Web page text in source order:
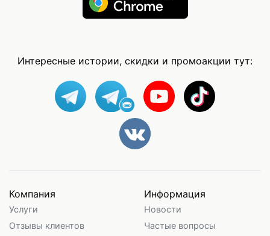
Интересные истории, скидки и промоакции тут:
Компания
Услуги
Отзывы клиентов
Информация
Новости
Частые вопросы